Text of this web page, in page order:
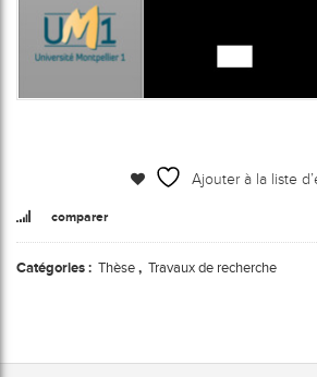
Ajouter à la liste
comparer
Catégories : Thèse , Travaux de recherche